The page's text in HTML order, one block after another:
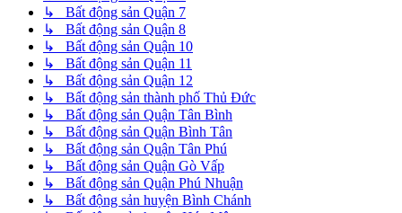
↳ Bất động sản Quận 7
↳ Bất động sản Quận 8
↳ Bất động sản Quận 10
↳ Bất động sản Quận 11
↳ Bất động sản Quận 12
↳ Bất động sản thành phố Thủ Đức
↳ Bất động sản Quận Tân Bình
↳ Bất động sản Quận Bình Tân
↳ Bất động sản Quận Tân Phú
↳ Bất động sản Quận Gò Vấp
↳ Bất động sản Quận Phú Nhuận
↳ Bất động sản huyện Bình Chánh